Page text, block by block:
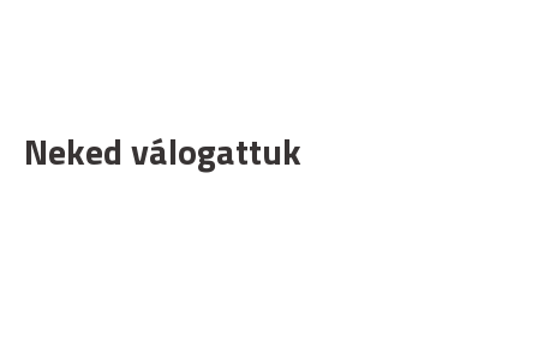
Neked válogattuk